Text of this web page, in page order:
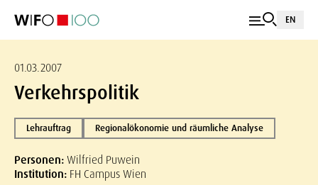
EN
01.03.2007
Verkehrspolitik
Lehrauftrag Regionalökonomie und räumliche Analyse
Personen:Wilfried Puwein
Institution: FH Campus Wien